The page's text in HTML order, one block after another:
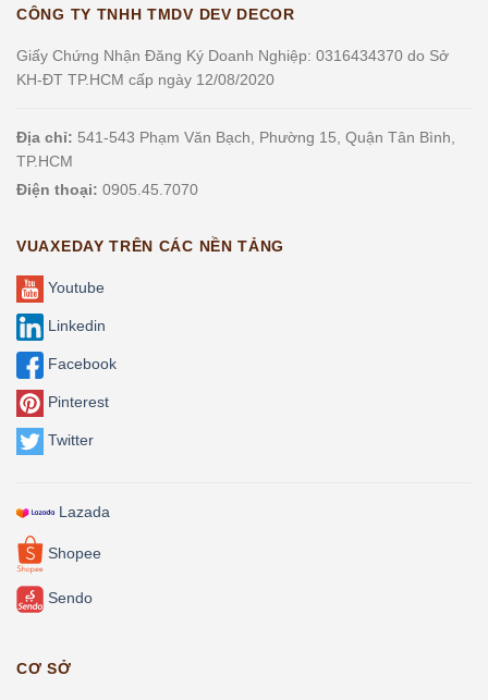
CÔNG TY TNHH TMDV DEV DECOR
Giấy Chứng Nhận Đăng Ký Doanh Nghiệp: 0316434370 do Sở
KH-ĐT TP.HCM cấp ngày 12/08/2020
Địa chỉ: 541-543 Phạm Văn Bạch, Phường 15, Quận Tân Bình,
TP.HCM
Điện thoại: 0905.45.7070
VUAXEDAY TRÊN CÁC NỀN TẢNG
Youtube
Linkedin
Facebook
Pinterest
Twitter
Lazada
Shopee
Sendo
CƠ SỞ